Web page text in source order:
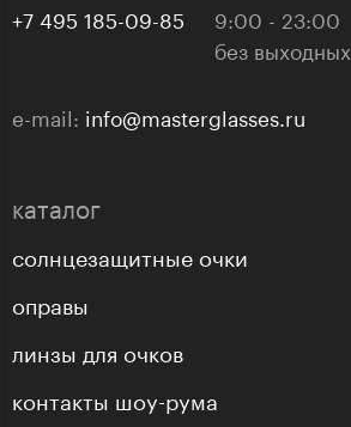
+7 495 185-09-85
9:00 - 23:00
без выходных
e-mail: info@masterglasses.ru
каталог
солнцезащитные очки
оправы
линзы для очков
контакты шоу-рума